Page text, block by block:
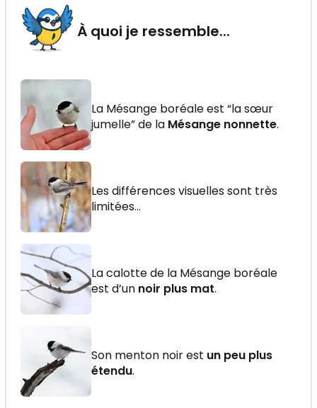
À quoi je ressemble...
La Mésange boréale est “la sœur
jumelle” de la Mésange nonnette.
Les différences visuelles sont très
limitées...
La calotte de la Mésange boréale
est d’un noir plus mat.
Son menton noir est un peu plus
étendu.